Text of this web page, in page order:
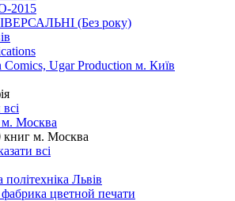
2015
(Без року)
Comics, Ugar Production м. Київ
м. Москва
книг м. Москва
всі
політехніка Львів
цветной печати